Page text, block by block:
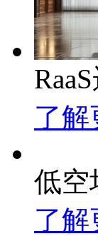
了解
低空
了解